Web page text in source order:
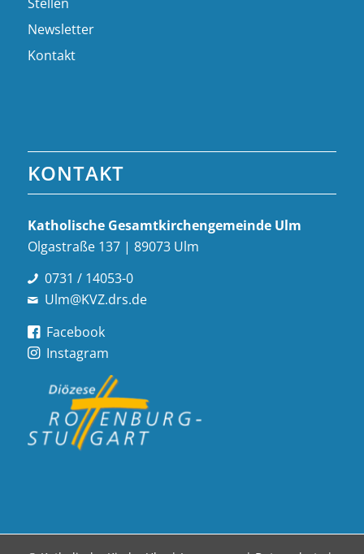
Newsletter
Kontakt
KONTAKT
Katholische Gesamt­kirchen­gemeinde Ulm
Olgastraße 137 | 89073 Ulm
0731 / 14053-0
Ulm@KVZ.drs.de
Facebook
Instagram